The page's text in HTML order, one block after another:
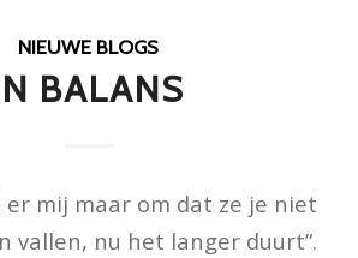
NIEUWE BLOGS
BALANS
er mij maar om dat ze je niet
vallen, nu het langer duurt”.